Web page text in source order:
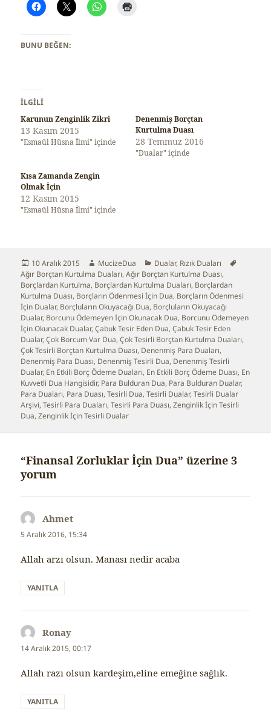
BUNU BEĞEN:
İLGILI
Karunun Zenginlik Zikri
13 Kasım 2015
"Esmaül Hüsna İlmi" içinde
Denenmiş Borçtan
Kurtulma Duası
28 Temmuz 2016
"Dualar" içinde
Kısa Zamanda Zengin
Olmak İçin
12 Kasım 2015
"Esmaül Hüsna İlmi" içinde
Yayın
tarihi
10 Aralık 2015 Yazar
MucizeDua Kategoriler
Dualar, Rızık Duaları
Ağır Borçtan Kurtulma Duaları,Ağır Borçtan Kurtulma Duası,
Borçlardan Kurtulma, Borçlardan Kurtulma Duaları, Borçlardan
Kurtulma Duası, Borçların Ödenmesi İçin Dua, Borçların Ödenmesi
İçin Dualar, Borçluların Okuyacağı Dua, Borçluların Okuyacağı
Dualar, Borcunu Ödemeyen İçin Okunacak Dua, Borcunu Ödemeyen
İçin Okunacak Dualar,Çabuk Tesir Eden Dua,Çabuk Tesir Eden
Dualar,Çok Borcum Var Dua,Çok Tesirli Borçtan Kurtulma Duaları,
Çok Tesirli Borçtan Kurtulma Duası, Denenmiş Para Duaları,
Denenmiş Para Duası, Denenmiş Tesirli Dua, Denenmiş Tesirli
Dualar, En Etkili Borç Ödeme Duaları, En Etkili Borç Ödeme Duası, En
Kuvvetli Dua Hangisidir, Para Bulduran Dua, Para Bulduran Dualar,
Para Duaları, Para Duası,Tesirli Dua,Tesirli Dualar,Tesirli Dualar
Arşivi,Tesirli Para Duaları,Tesirli Para Duası,Zenginlik İçin Tesirli
Dua,Zenginlik İçin Tesirli Dualar
“Finansal Zorluklar İçin Dua” üzerine 3
yorum
Ahmet
ki:
5 Aralık 2016, 15:34
Allah arzı olsun. Manası nedir acaba
YANITLA
Ronay
ki:
14 Aralık 2015, 00:17
Allah razı olsun kardeşim,eline emeğine sağlık.
YANITLA